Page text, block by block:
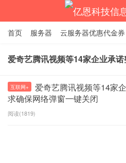
亿恩科技信
首页 服务器 云服务器优惠代金券
爱奇艺腾讯视频等14家企业承
互联网+
爱奇艺腾讯视频等14家
求确保网络弹窗一键关闭
阅读(1819)